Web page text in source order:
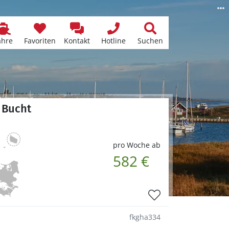
Favoriten Kontakt Hotline Suchen
pro Woche ab
582 €
fkgha334